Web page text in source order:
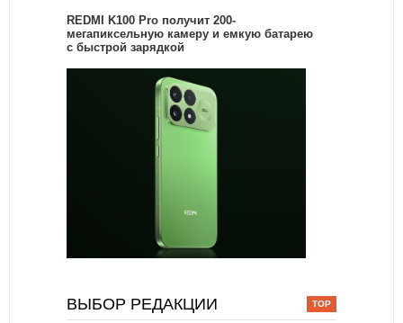
REDMI K100 Pro получит 200-
мегапиксельную камеру и емкую батарею
с быстрой зарядкой
ВЫБОР РЕДАКЦИИ